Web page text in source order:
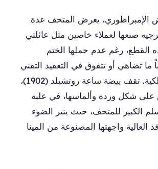
الإمبراطوري، يعرض المتحف عدة
صنعها لعملاء خاصين مثل عائلتي
القطع، رغم عدم حملها الختم
ما تضاهي أو تتفوق في التعقيد التقني
على نظيراتها الملكية. تقف بيضة ساعة روتشيلد (1902)،
على شكل وردة وألماسها، في علبة
الكبير للمتحف، حيث ينير الضوء
العالية واجهتها المصنوعة من المينا